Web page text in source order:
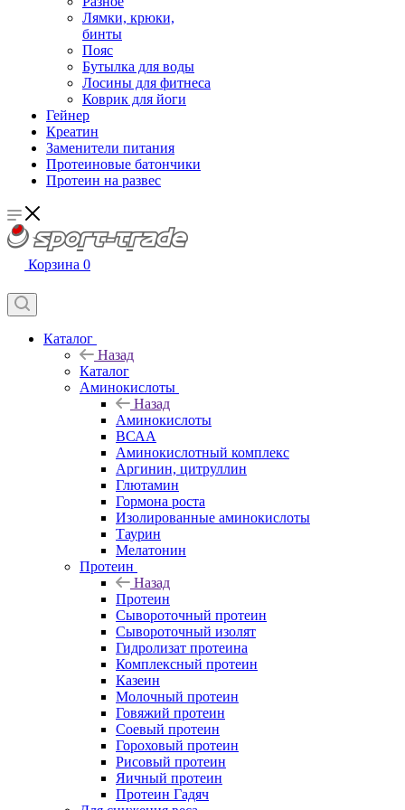
Лямки, крюки,
бинты
Пояс
Бутылка для воды
Лосины для фитнеса
Коврик для йоги
Гейнер
Креатин
Заменители питания
Протеиновые батончики
Протеин на развес
Корзина 0
Каталог
Назад
Каталог
Аминокислоты
Назад
Аминокислоты
ВСАА
Аминокислотный комплекс
Аргинин, цитруллин
Глютамин
Гормона роста
Изолированные аминокислоты
Таурин
Мелатонин
Протеин
Назад
Протеин
Сывороточный протеин
Сывороточный изолят
Гидролизат протеина
Комплексный протеин
Казеин
Молочный протеин
Говяжий протеин
Соевый протеин
Гороховый протеин
Рисовый протеин
Яичный протеин
Протеин Гадяч